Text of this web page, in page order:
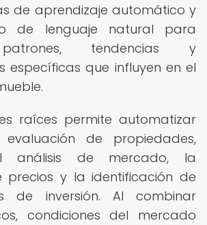
de aprendizaje automático y
de lenguaje natural para
tendencias y
específicas que influyen en el
raíces permite automatizar
de propiedades,
análisis de mercado, la
precios y la identificación de
de inversión. Al combinar
condiciones del mercado